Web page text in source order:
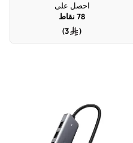
احصل على
78 نقاط
(
3
)